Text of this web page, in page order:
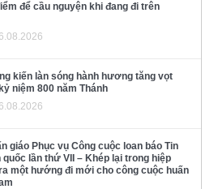
để cầu nguyện khi đang đi trên
kiến làn sóng hành hương tăng vọt
niệm 800 năm Thánh
giáo Phục vụ Công cuộc loan báo Tin
quốc lần thứ VII – Khép lại trong hiệp
một hướng đi mới cho công cuộc huấn